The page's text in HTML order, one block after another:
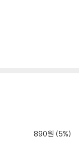
890원 (5%)